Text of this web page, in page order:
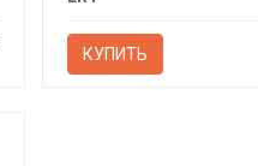
КУПИТЬ